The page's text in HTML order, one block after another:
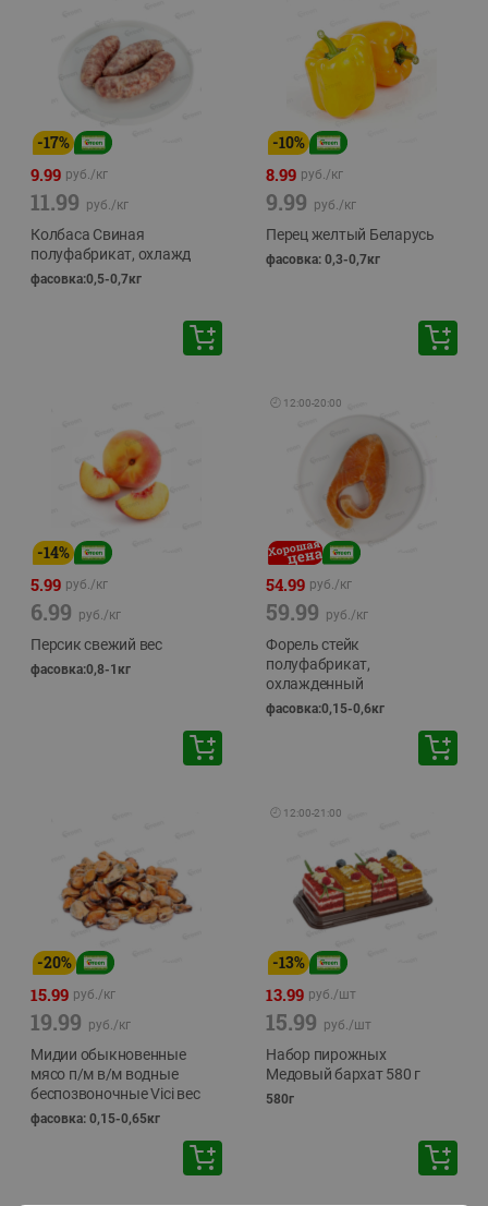
-17%
9.99 руб./кг
11.99 руб./кг
Колбаса Свиная
полуфабрикат, охлажд
фасовка:0,5-0,7кг
-10%
8.99 руб./кг
9.99 руб./кг
Перец желтый Беларусь
фасовка: 0,3-0,7кг
-14%
5.99 руб./кг
6.99 руб./кг
Персик свежий вес
фасовка:0,8-1кг
🕘 12:00-20:00
54.99 руб./кг
59.99 руб./кг
Форель стейк
полуфабрикат,
охлажденный
фасовка:0,15-0,6кг
-20%
15.99 руб./кг
19.99 руб./кг
Мидии обыкновенные
мясо п/м в/м водные
беспозвоночные Vici вес
фасовка: 0,15-0,65кг
🕘 12:00-21:00
-13%
13.99 руб./шт
15.99 руб./шт
Набор пирожных
Медовый бархат 580 г
580г